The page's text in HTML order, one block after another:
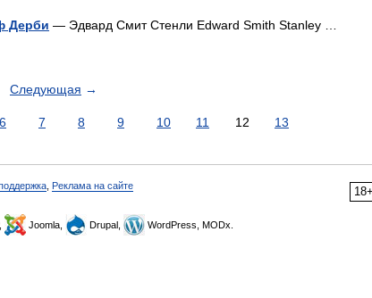
Дерби — Эдвард Смит Стенли Edward Smith Stanley …
Следующая →
6 7 8 9 10 11 12 13
18+
Реклама на сайте
Joomla, Drupal, WordPress, MODx.